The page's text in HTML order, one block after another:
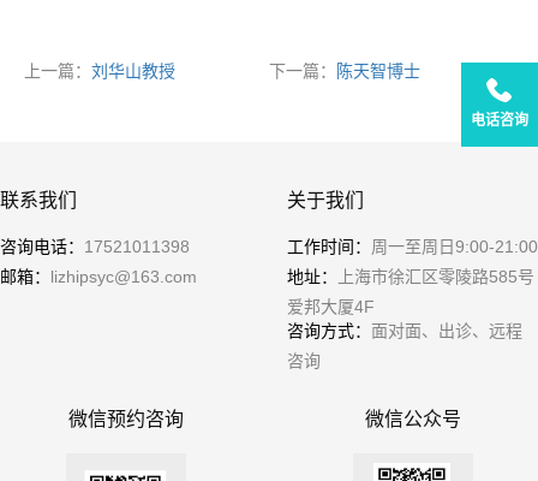
上一篇： 刘华山教授 下一篇： 陈天智博士
联系我们
咨询电话： 17521011398
邮箱： lizhipsyc@163.com
关于我们
工作时间： 周一至周日9:00-21:00
地址：
上海市徐汇区零陵路585号
爱邦大厦4F
咨询方式： 面对面、出诊、远程
咨询
微信预约咨询 微信公众号
电话咨询